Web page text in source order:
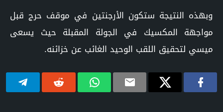
وبهذه النتيجة ستكون الأرجنتين في موقف حرج قبل
مواجهة المكسيك في الجولة المقبلة حيث يسعى
ميسي لتحقيق اللقب الوحيد الغائب عن خزائنه.